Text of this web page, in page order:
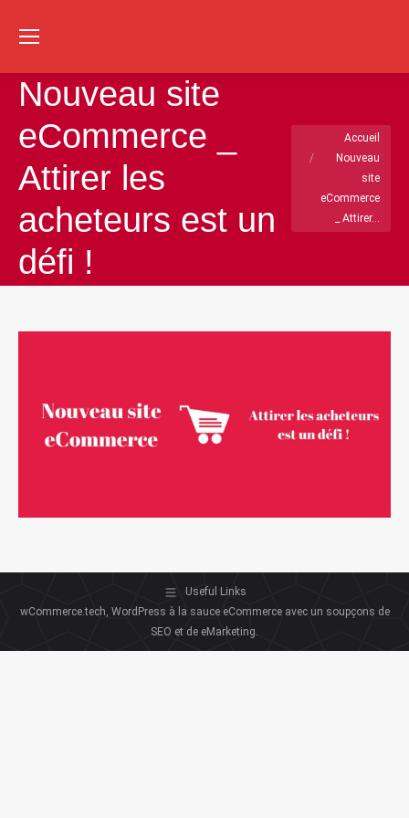
:
Nouveau site
eCommerce _
Attirer les
acheteurs est un
défi !
Vous êtes ici :
Accueil
Nouveau
site
eCommerce
_ Attirer…
Useful Links
wCommerce.tech, WordPress à la sauce eCommerce avec un soupçons de
SEO et de eMarketing.